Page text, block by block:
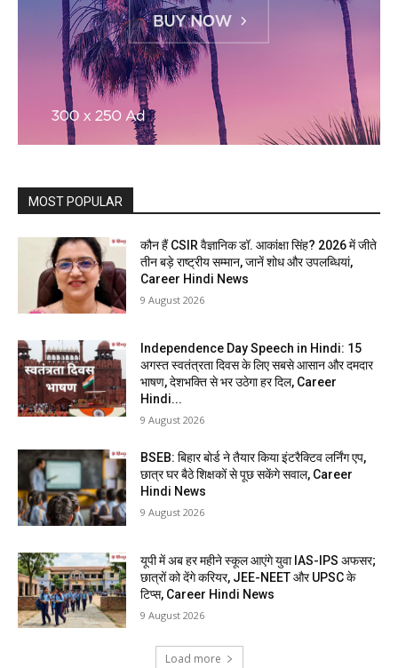
MOST POPULAR
कौन हैं CSIR वैज्ञानिक डॉ. आकांक्षा सिंह? 2026 में जीते
तीन बड़े राष्ट्रीय सम्मान, जानें शोध और उपलब्धियां,
Career Hindi News
9 August 2026
Independence Day Speech in Hindi: 15
अगस्त स्वतंत्रता दिवस के लिए सबसे आसान और दमदार
भाषण, देशभक्ति से भर उठेगा हर दिल, Career
Hindi...
9 August 2026
BSEB: बिहार बोर्ड ने तैयार किया इंटरैक्टिव लर्निंग एप,
छात्र घर बैठे शिक्षकों से पूछ सकेंगे सवाल, Career
Hindi News
9 August 2026
यूपी में अब हर महीने स्कूल आएंगे युवा IAS-IPS अफसर;
छात्रों को देंगे करियर, JEE-NEET और UPSC के
टिप्स, Career Hindi News
9 August 2026
Load more